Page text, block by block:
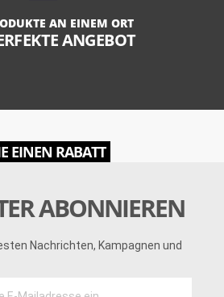
AN EINEM ORT
ANGEBOT
EINEN RABATT
ABONNIEREN
Nachrichten, Kampagnen und